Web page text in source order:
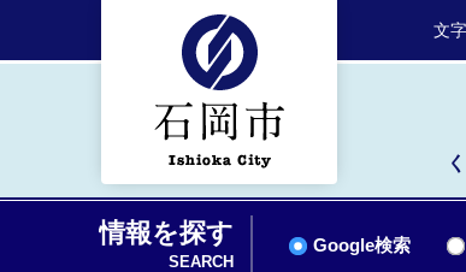
文
情報を探す
SEARCH
Google検索